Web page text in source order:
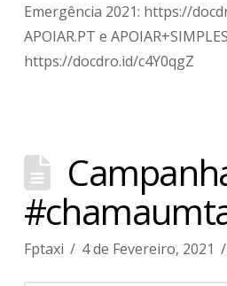
Emergência 2021: https://
APOIAR.PT e
https://docdro.id/c4Y0qgZ
Fptaxi 4 de Fevereiro, 2021